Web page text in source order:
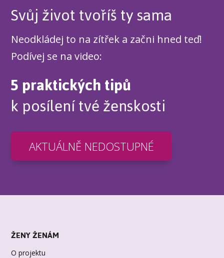
Svůj život tvoříš ty sama
Neodkládej to na zítřek a začni hned teď!
Podívej se na video:
5 praktických tipů
k posílení tvé ženskosti
AKTUÁLNĚ NEDOSTUPNÉ
ŽENY ŽENÁM
O projektu